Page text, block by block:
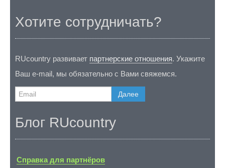
Хотите сотрудничать?
RUcountry развивает партнерские отношения. Укажите
Ваш e-mail, мы обязательно с Вами свяжемся.
Далее
Блог RUcountry
Справка для партнёров